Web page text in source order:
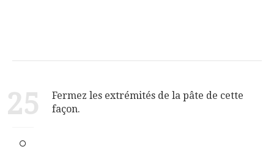
25
Fermez les extrémités de la pâte de cette
façon.